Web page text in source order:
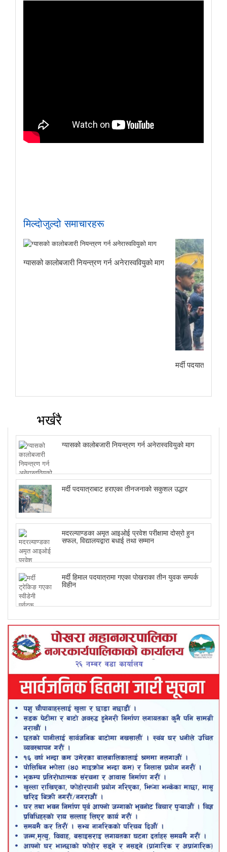
मिल्दोजुल्दो समाचारहरू
ग्यासको कालोबजारी नियन्त्रण गर्न अनेरास्ववियुको माग
मर्दी
भर्खरै
ग्यासको कालोबजारी नियन्त्रण गर्न अनेरास्ववियुको माग
मर्दी पदयात्राबाट हराएका तीनजनाको सकुशल उद्धार
मदरल्याण्डका अमृत आइओई प्रवेश परीक्षामा दोस्रो हुन
सफल, विद्यालयद्वारा बधाई तथा सम्मान
मर्दी हिमाल पदयात्रामा गएका पोखराका तीन युवक सम्पर्क
विहीन